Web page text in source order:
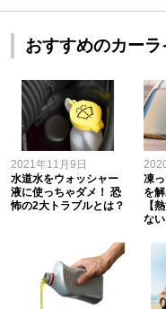
おすすめのカー
2021年11月9日
水道水をウォッシャー
液に使っちゃダメ！ 恐
怖の2大トラブルとは？
凍
を
【
ない